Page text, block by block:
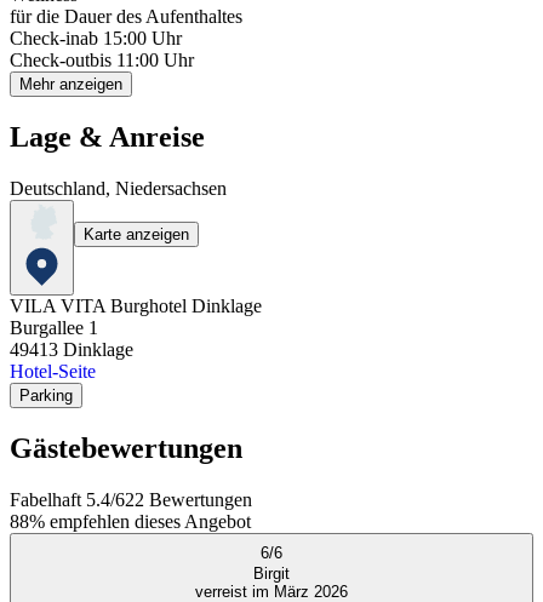
für die Dauer des Aufenthaltes
Check-inab 15:00 Uhr
Check-outbis 11:00 Uhr
Mehr anzeigen
Lage & Anreise
Deutschland, Niedersachsen
Karte anzeigen
VILA VITA Burghotel Dinklage
Burgallee 1
49413 Dinklage
Hotel-Seite
Parking
Gästebewertungen
Fabelhaft 5.4/622 Bewertungen
88% empfehlen dieses Angebot
6/6
Birgit
verreist im März 2026